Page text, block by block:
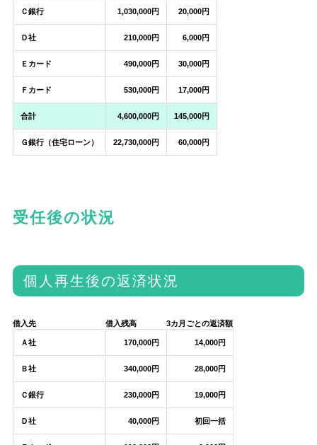
Ｃ銀行 1,030,000円 20,000円
Ｄ社 210,000円 6,000円
Ｅカード 490,000円 30,000円
Ｆカード 530,000円 17,000円
合計 4,600,000円 145,000円
Ｇ銀行（住宅ローン） 22,730,000円 60,000円
受任後の状況
個人再生後の返済状況
借入先 借入残高 3カ月ごとの返済額
Ａ社 170,000円 14,000円
Ｂ社 340,000円 28,000円
Ｃ銀行 230,000円 19,000円
Ｄ社 40,000円 初回一括